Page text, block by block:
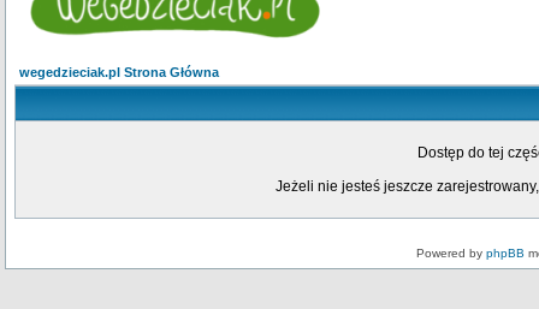
wegedzieciak.pl Strona Główna
Dostęp do tej
Jeżeli nie jesteś jeszcze
Powered by phpBB